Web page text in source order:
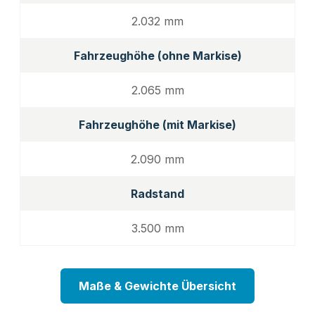
2.032 mm
Fahrzeughöhe (ohne Markise)
2.065 mm
Fahrzeughöhe (mit Markise)
2.090 mm
Radstand
3.500 mm
Maße & Gewichte Übersicht